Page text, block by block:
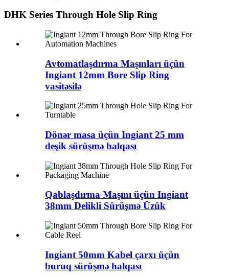
DHK Series Through Hole Slip Ring
Avtomatlaşdırma Maşınları üçün
Ingiant 12mm Bore Slip Ring
vasitəsilə
Dönər masa üçün Ingiant 25 mm
deşik sürüşmə halqası
Qablaşdırma Maşını üçün Ingiant
38mm Delikli Sürüşmə Üzük
Ingiant 50mm Kabel çarxı üçün
buruq sürüşmə halqası